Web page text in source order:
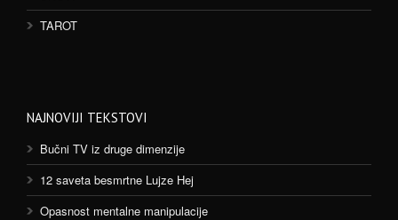
TAROT
NAJNOVIJI TEKSTOVI
Bučni TV iz druge dimenzije
12 saveta besmrtne Lujze Hej
Opasnost mentalne manipulacije